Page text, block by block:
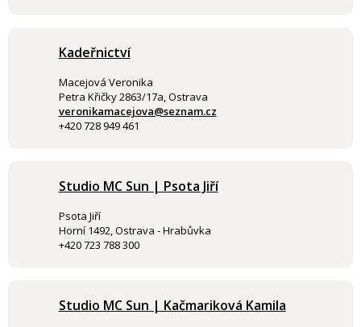
Kadeřnictví
Macejová Veronika
Petra Křičky 2863/17a, Ostrava
veronikamacejova@seznam.cz
+420 728 949 461
Studio MC Sun | Psota Jiří
Psota Jiří
Horní 1492, Ostrava - Hrabůvka
+420 723 788 300
Studio MC Sun | Kačmariková Kamila